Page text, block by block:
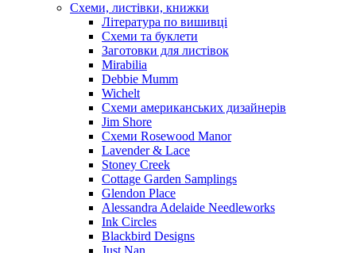
Схеми, листівки, книжки
Література по вишивці
Схеми та буклети
Заготовки для листівок
Mirabilia
Debbie Mumm
Wichelt
Схеми американських дизайнерів
Jim Shore
Cхеми Rosewood Manor
Lavender & Lace
Stoney Creek
Cottage Garden Samplings
Glendon Place
Alessandra Adelaide Needleworks
Ink Circles
Blackbird Designs
Just Nan